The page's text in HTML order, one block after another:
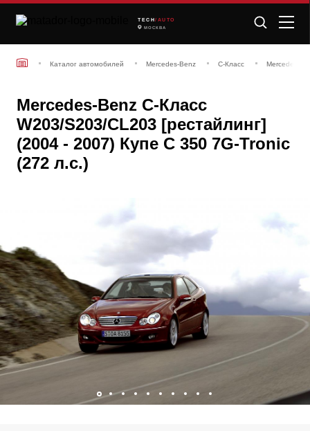
TECH /AUTO
МОСКВА
Каталог автомобилей Mercedes-Benz C-Класс Mercedes-
Mercedes-Benz C-Класс
W203/S203/CL203 [рестайлинг]
(2004 - 2007) Купе C 350 7G-Tronic
(272 л.с.)